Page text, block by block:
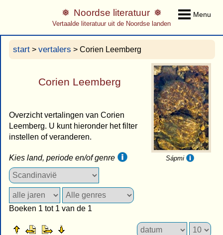
Menu
Noordse literatuur
Vertaalde literatuur uit de Noordse landen
start > vertalers > Corien Leemberg
Sápmi
Corien Leemberg
Overzicht vertalingen van Corien
Leemberg. U kunt hieronder het filter
instellen of veranderen.
Kies land, periode en/of genre
Boeken 1 tot 1 van de 1